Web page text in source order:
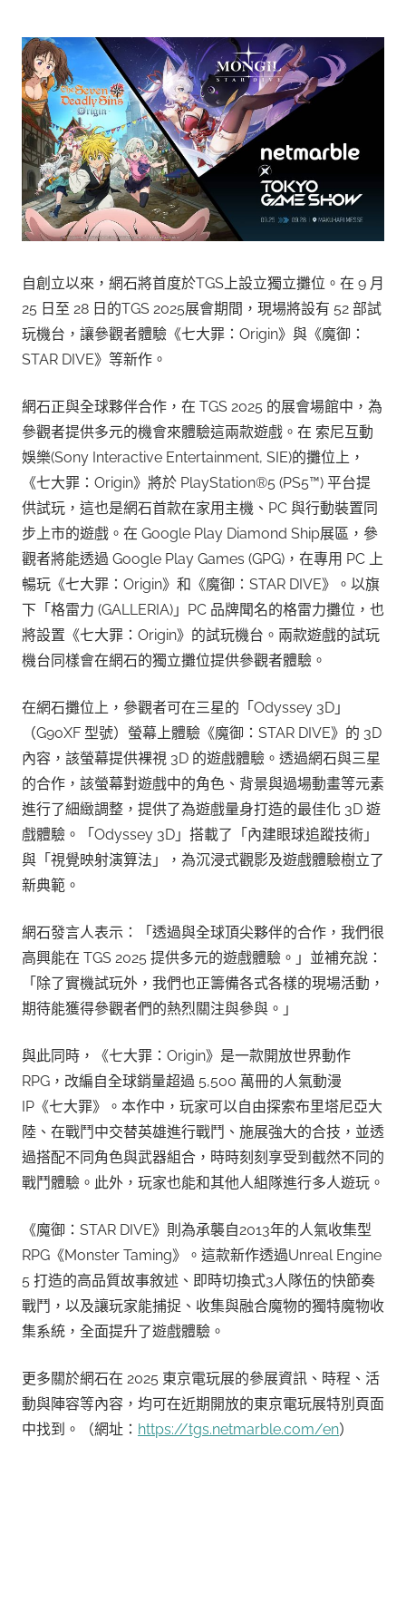
自創立以來，網石將首度於TGS上設立獨立攤位。在 9 月
25 日至 28 日的TGS 2025展會期間，現場將設有 52 部試
玩機台，讓參觀者體驗《七大罪：Origin》與《魔御：
STAR DIVE》等新作。
網石正與全球夥伴合作，在 TGS 2025 的展會場館中，為
參觀者提供多元的機會來體驗這兩款遊戲。在 索尼互動
娛樂(Sony Interactive Entertainment, SIE)的攤位上，
《七大罪：Origin》將於 PlayStation®5 (PS5™) 平台提
供試玩，這也是網石首款在家用主機、PC 與行動裝置同
步上市的遊戲。在 Google Play Diamond Ship展區，參
觀者將能透過 Google Play Games (GPG)，在專用 PC 上
暢玩《七大罪：Origin》和《魔御：STAR DIVE》。以旗
下「格雷力 (GALLERIA)」PC 品牌聞名的格雷力攤位，也
將設置《七大罪：Origin》的試玩機台。兩款遊戲的試玩
機台同樣會在網石的獨立攤位提供參觀者體驗。
在網石攤位上，參觀者可在三星的「Odyssey 3D」
（G90XF 型號）螢幕上體驗《魔御：STAR DIVE》的 3D
內容，該螢幕提供裸視 3D 的遊戲體驗。透過網石與三星
的合作，該螢幕對遊戲中的角色、背景與過場動畫等元素
進行了細緻調整，提供了為遊戲量身打造的最佳化 3D 遊
戲體驗。「Odyssey 3D」搭載了「內建眼球追蹤技術」
與「視覺映射演算法」，為沉浸式觀影及遊戲體驗樹立了
新典範。
網石發言人表示：「透過與全球頂尖夥伴的合作，我們很
高興能在 TGS 2025 提供多元的遊戲體驗。」並補充說：
「除了實機試玩外，我們也正籌備各式各樣的現場活動，
期待能獲得參觀者們的熱烈關注與參與。」
與此同時，《七大罪：Origin》是一款開放世界動作
RPG，改編自全球銷量超過 5,500 萬冊的人氣動漫
IP《七大罪》。本作中，玩家可以自由探索布里塔尼亞大
陸、在戰鬥中交替英雄進行戰鬥、施展強大的合技，並透
過搭配不同角色與武器組合，時時刻刻享受到截然不同的
戰鬥體驗。此外，玩家也能和其他人組隊進行多人遊玩。
《魔御：STAR DIVE》則為承襲自2013年的人氣收集型
RPG《Monster Taming》。這款新作透過Unreal Engine
5 打造的高品質故事敘述、即時切換式3人隊伍的快節奏
戰鬥，以及讓玩家能捕捉、收集與融合魔物的獨特魔物收
集系統，全面提升了遊戲體驗。
更多關於網石在 2025 東京電玩展的參展資訊、時程、活
動與陣容等內容，均可在近期開放的東京電玩展特別頁面
中找到。（網址： https://tgs.netmarble.com/en）